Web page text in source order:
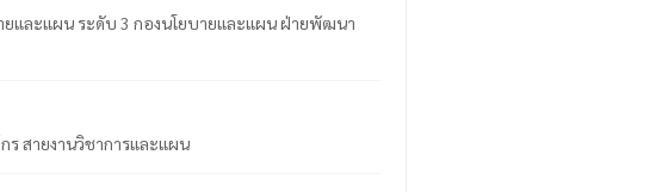
ยและแผน ระดับ 3 กองนโยบายและแผน ฝ่ายพัฒนา
สายงานวิชาการและแผน